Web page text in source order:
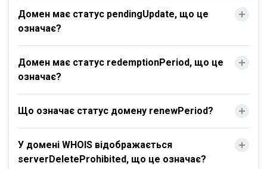
Домен має статус pendingUpdate, що це
означає?
Домен має статус redemptionPeriod, що це
означає?
Що означає статус домену renewPeriod?
У домені WHOIS відображається
serverDeleteProhibited, що це означає?